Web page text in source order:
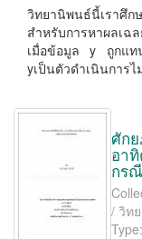
วิทยานิพนธ์นี้เราศึก
สำหรับการหาผลเ
เมื่อข้อมูล y ถูกแ
yเป็นตัวดำเนินการไ
ศัก
อา
กร
/ วิท